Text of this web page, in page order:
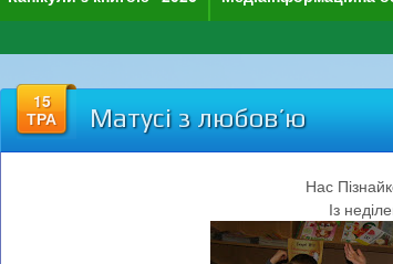
Вітаємо
15
ТРА
Матусі з любов’ю
Нас
Із